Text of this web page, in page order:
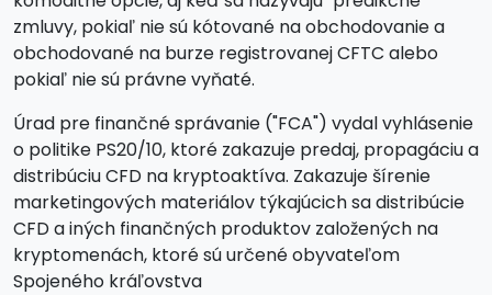
zmluvy, pokiaľ nie sú kótované na obchodovanie a
obchodované na burze registrovanej CFTC alebo
pokiaľ nie sú právne vyňaté.
Úrad pre finančné správanie ("FCA") vydal vyhlásenie
o politike PS20/10, ktoré zakazuje predaj, propagáciu a
distribúciu CFD na kryptoaktíva. Zakazuje šírenie
marketingových materiálov týkajúcich sa distribúcie
CFD a iných finančných produktov založených na
kryptomenách, ktoré sú určené obyvateľom
Spojeného kráľovstva